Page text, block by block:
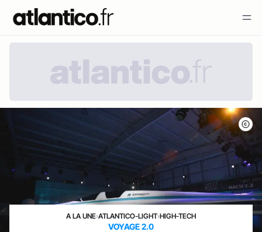
A LA UNE›ATLANTICO-LIGHT›HIGH-TECH
VOYAGE 2.0